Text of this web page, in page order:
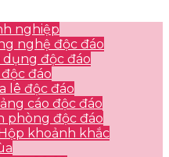
nghiệp
nghệ độc đáo
độc đáo
đáo
lê độc đáo
cáo độc đáo
phòng độc đáo
khoảnh khắc